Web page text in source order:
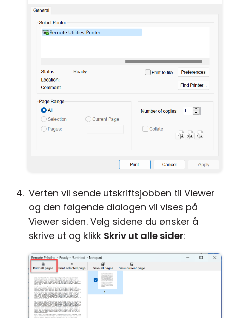
Verten vil sende utskriftsjobben til Viewer
og den følgende dialogen vil vises på
Viewer siden. Velg sidene du ønsker å
skrive ut og klikk Skriv ut alle sider: